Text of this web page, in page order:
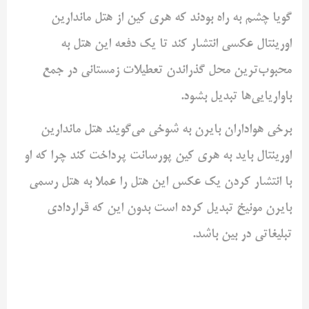
گویا چشم به راه بودند که هری کین ‌از هتل ماندارین
اورینتال عکسی انتشار کند تا یک دفعه این هتل به
محبوب‌ترین محل ‌گذراندن تعطیلات زمستانی در جمع
باواریایی‌ها تبدیل بشود. ‌
برخی هواداران بایرن به شوخی می‌گویند هتل ماندارین
اورینتال باید به هری کین ‌پورسانت پرداخت کند چرا که او
با انتشار کردن یک عکس این هتل را عملا به هتل رسمی
‌بایرن مونیخ تبدیل کرده است بدون این که قراردادی
تبلیغاتی در بین باشد. ‌